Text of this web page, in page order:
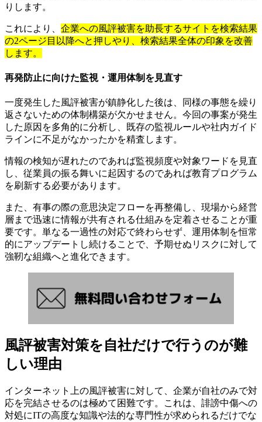
りします。
これにより、 企業への風評被害を助長するサイトを検索結果
の2ページ目以降へと押しやり、検索結果全体の印象を改善
します。
再発防止に向けた監視・運用体制を見直す
一度発生した風評被害が鎮静化した後は、同様の事態を繰り
返さないための体制構築が欠かせません。今回の事案が発生
した原因を多角的に分析し、既存の監視ルールや社内ガイド
ラインに不足がなかったかを精査します。
情報の検知が遅れたのであれば監視頻度や対象ワードを見直
し、従業員の振る舞いに起因するのであれば教育プログラム
を刷新する必要があります。
また、有事の際の意思決定フローを再整備し、現場から経営
層まで迅速に情報が共有される仕組みを定着させることが重
要です。単なる一過性の対応で終わらせず、運用体制を恒常
的にアップデートし続けることで、予期せぬリスクに対して
強靭な組織へと進化できます。
風評被害対策を自社だけで行うのが難
しい理由
インターネット上の風評被害に対して、企業が自社のみで対
応を完結させるのは極めて困難です。これは、誹謗中傷への
対処にITの高度な知識や法的な専門性が求められるだけでな